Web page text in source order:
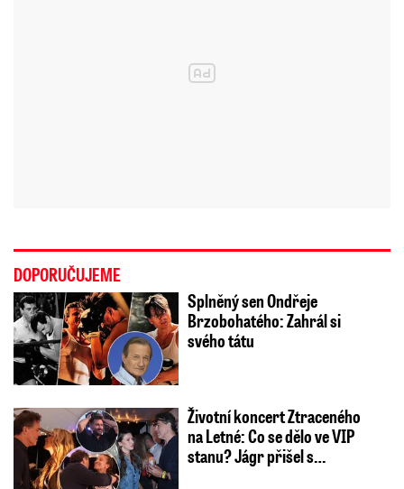
DOPORUČUJEME
Splněný sen Ondřeje
Brzobohatého: Zahrál si
svého tátu
Životní koncert Ztraceného
na Letné: Co se dělo ve VIP
stanu? Jágr přišel s…